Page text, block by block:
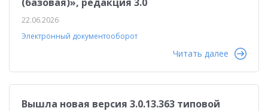
22.06.2026
Электронный документооборот
Читать далее
Вышла новая версия 3.0.13.363 типовой